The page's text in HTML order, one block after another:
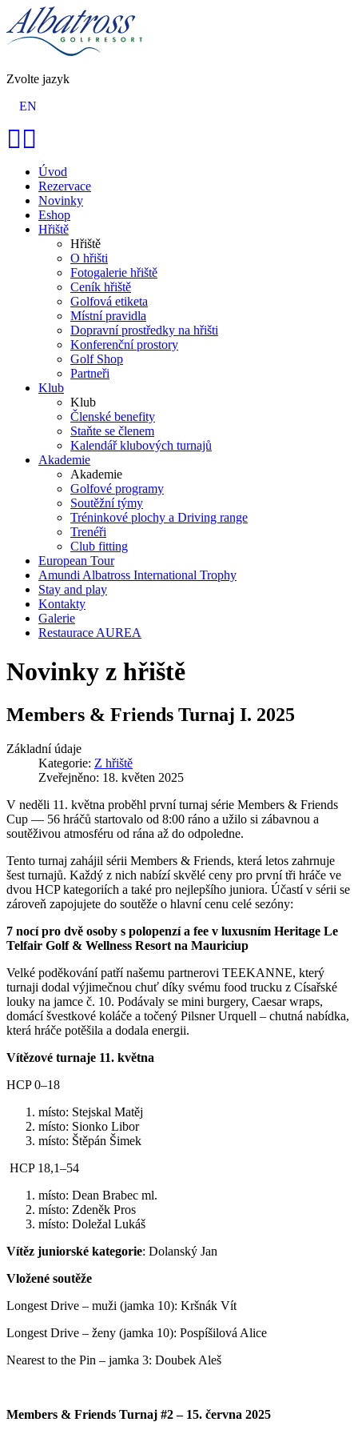
Zvolte jazyk
EN
Úvod
Rezervace
Novinky
Eshop
Hřiště
Hřiště
O hřišti
Fotogalerie hřiště
Ceník hřiště
Golfová etiketa
Místní pravidla
Dopravní prostředky na hřišti
Konferenční prostory
Golf Shop
Partneři
Klub
Klub
Členské benefity
Staňte se členem
Kalendář klubových turnajů
Akademie
Akademie
Golfové programy
Soutěžní týmy
Tréninkové plochy a Driving range
Trenéři
Club fitting
European Tour
Amundi Albatross International Trophy
Stay and play
Kontakty
Galerie
Restaurace AUREA
Novinky z hřiště
Members & Friends Turnaj I. 2025
Základní údaje
Kategorie: Z hřiště
Zveřejněno: 18. květen 2025
V neděli 11. května proběhl první turnaj série Members & Friends
Cup — 56 hráčů startovalo od 8:00 ráno a užilo si zábavnou a
soutěživou atmosféru od rána až do odpoledne.
Tento turnaj zahájil sérii Members & Friends, která letos zahrnuje
šest turnajů. Každý z nich nabízí skvělé ceny pro první tři hráče ve
dvou HCP kategoriích a také pro nejlepšího juniora. Účastí v sérii se
zároveň zapojujete do soutěže o hlavní cenu celé sezóny:
7 nocí pro dvě osoby s polopenzí a fee v luxusním Heritage Le
Telfair Golf & Wellness Resort na Mauriciup
Velké poděkování patří našemu partnerovi TEEKANNE, který
turnaji dodal výjimečnou chuť díky svému food trucku z Císařské
louky na jamce č. 10. Podávaly se mini burgery, Caesar wraps,
domácí švestkové koláče a točený Pilsner Urquell – chutná nabídka,
která hráče potěšila a dodala energii.
Vítězové turnaje 11. května
HCP 0–18
místo: Stejskal Matěj
místo: Sionko Libor
místo: Štěpán Šimek
HCP 18,1–54
místo: Dean Brabec ml.
místo: Zdeněk Pros
místo: Doležal Lukáš
Vítěz juniorské kategorie: Dolanský Jan
Vložené soutěže
Longest Drive – muži (jamka 10): Kršnák Vít
Longest Drive – ženy (jamka 10): Pospíšilová Alice
Nearest to the Pin – jamka 3: Doubek Aleš
Members & Friends Turnaj #2 – 15. června 2025